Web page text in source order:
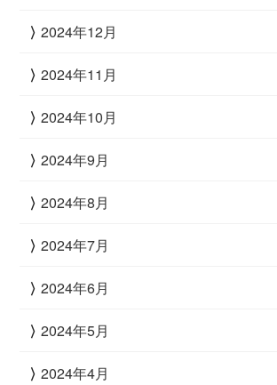
2024年12月
2024年11月
2024年10月
2024年9月
2024年8月
2024年7月
2024年6月
2024年5月
2024年4月